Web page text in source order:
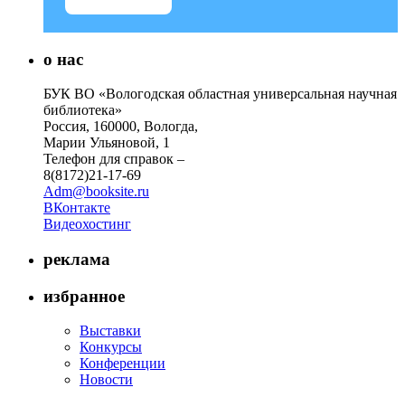
о нас
БУК ВО «Вологодская областная универсальная научная
библиотека»
Россия, 160000, Вологда,
Марии Ульяновой, 1
Телефон для справок –
8(8172)21-17-69
Adm@booksite.ru
ВКонтакте
Видеохостинг
реклама
избранное
Выставки
Конкурсы
Конференции
Новости